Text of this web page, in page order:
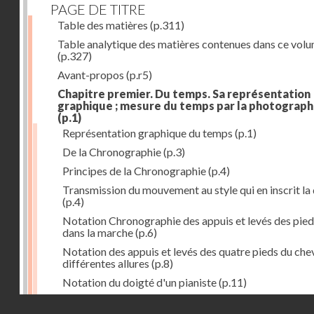
PAGE DE TITRE
Table des matières (p.311)
Table analytique des matières contenues dans ce
(p.327)
Avant-propos (p.r5)
Chapitre premier. Du temps. Sa représentation
graphique ; mesure du temps par la
(p.1)
Représentation graphique du temps (p.1)
De la Chronographie(p.3)
Principes de la Chronographie(p.4)
Transmission du mouvement au style qui en inscrit la
(p.4)
Notation Chronographie des appuis et levés des
dans la marche(p.6)
Notation des appuis et levés des quatre pieds du
différentes allures (p.8)
Notation du doigté d'un pianiste(p.11)